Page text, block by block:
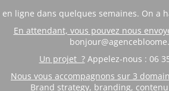
en ligne dans quelques semaines. On a
En attendant, vous pouvez nous
Un projet ?Appelez-nous : 06
Nous vous accompagnons sur 3
Brand strategy, branding,